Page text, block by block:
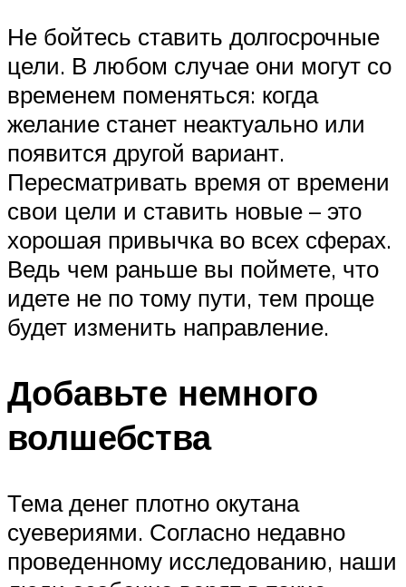
Не бойтесь ставить долгосрочные
цели. В любом случае они могут со
временем поменяться: когда
желание станет неактуально или
появится другой вариант.
Пересматривать время от времени
свои цели и ставить новые – это
хорошая привычка во всех сферах.
Ведь чем раньше вы поймете, что
идете не по тому пути, тем проще
будет изменить направление.
Добавьте немного
волшебства
Тема денег плотно окутана
суевериями. Согласно недавно
проведенному исследованию, наши